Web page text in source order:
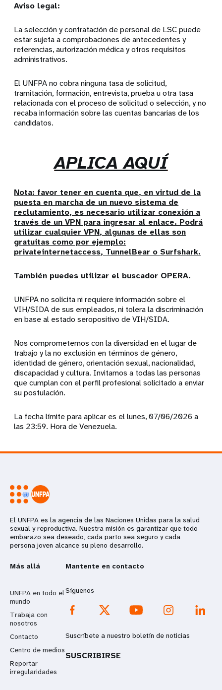
Aviso legal:
La selección y contratación de personal de LSC puede
estar sujeta a comprobaciones de antecedentes y
referencias, autorización médica y otros requisitos
administrativos.
El UNFPA no cobra ninguna tasa de solicitud,
tramitación, formación, entrevista, prueba u otra tasa
relacionada con el proceso de solicitud o selección, y no
recaba información sobre las cuentas bancarias de los
candidatos.
APLICA AQUÍ
Nota: favor tener en cuenta que, en virtud de la
puesta en marcha de un nuevo sistema de
reclutamiento, es necesario utilizar conexión a
través de un VPN para ingresar al enlace. Podrá
utilizar cualquier VPN, algunas de ellas son
gratuitas como por ejemplo:
privateinternetaccess, TunnelBear o Surfshark.
También puedes utilizar el buscador OPERA.
UNFPA no solicita ni requiere información sobre el
VIH/SIDA de sus empleados, ni tolera la discriminación
en base al estado seropositivo de VIH/SIDA.
Nos comprometemos con la diversidad en el lugar de
trabajo y la no exclusión en términos de género,
identidad de género, orientación sexual, nacionalidad,
discapacidad y cultura. Invitamos a todas las personas
que cumplan con el perfil profesional solicitado a enviar
su postulación.
La fecha límite para aplicar es el lunes, 07/06/2026 a
las 23:59. Hora de Venezuela.
El UNFPA es la agencia de las Naciones Unidas para la salud
sexual y reproductiva. Nuestra misión es garantizar que todo
embarazo sea deseado, cada parto sea seguro y cada
persona joven alcance su pleno desarrollo.
Más allá
UNFPA en todo el
mundo
Trabaja con
nosotros
Contacto
Centro de medios
Reportar
irregularidades
Mantente en contacto
Síguenos
Suscríbete a nuestro boletín de noticias
SUSCRIBIRSE